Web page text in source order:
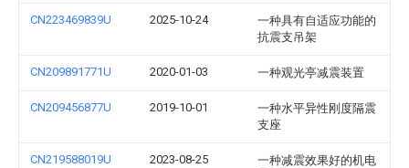
CN223469839U 2025-10-24
一种具有自适应功能的
抗震支吊架
CN209891771U 2020-01-03 一种观光亭减震装置
CN209456877U 2019-10-01
一种水平异性刚度隔震
支座
CN219588019U 2023-08-25
一种减震效果好的机电